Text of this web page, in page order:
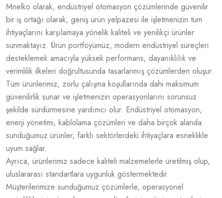
Mnelko olarak, endüstriyel otomasyon çözümlerinde güvenilir
bir iş ortağı olarak, geniş ürün yelpazesi ile işletmenizin tüm
ihtiyaçlarını karşılamaya yönelik kaliteli ve yenilikçi ürünler
sunmaktayız. Ürün portföyümüz, modern endüstriyel süreçleri
desteklemek amacıyla yüksek performans, dayanıklılık ve
verimlilik ilkeleri doğrultusunda tasarlanmış çözümlerden oluşur.
Tüm ürünlerimiz, zorlu çalışma koşullarında dahi maksimum
güvenilirlik sunar ve işletmenizin operasyonlarını sorunsuz
şekilde sürdürmesine yardımcı olur. Endüstriyel otomasyon,
enerji yönetimi, kablolama çözümleri ve daha birçok alanda
sunduğumuz ürünler, farklı sektörlerdeki ihtiyaçlara esneklikle
uyum sağlar.
Ayrıca, ürünlerimiz sadece kaliteli malzemelerle üretilmiş olup,
uluslararası standartlara uygunluk göstermektedir.
Müşterilerimize sunduğumuz çözümlerle, operasyonel